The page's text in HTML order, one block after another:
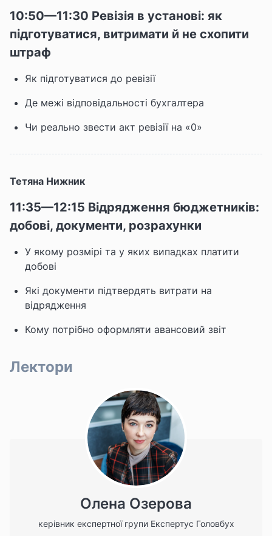
10:50—11:30 Ревізія в установі: як
підготуватися, витримати й не схопити
штраф
Як підготуватися до ревізії
Де межі відповідальності бухгалтера
Чи реально звести акт ревізії на «0»
Тетяна Нижник
11:35—12:15 Відрядження бюджетників:
добові, документи, розрахунки
У якому розмірі та у яких випадках платити
добові
Які документи підтвердять витрати на
відрядження
Кому потрібно оформляти авансовий звіт
Лектори
Олена Озерова
керівник експертної групи Експертус Головбух